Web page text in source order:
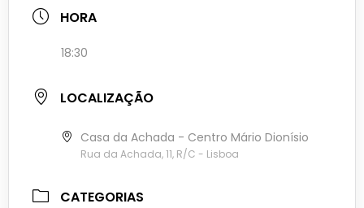
HORA
18:30
LOCALIZAÇÃO
Casa da Achada - Centro Mário Dionísio
Rua da Achada, 11, R/C - Lisboa
CATEGORIAS